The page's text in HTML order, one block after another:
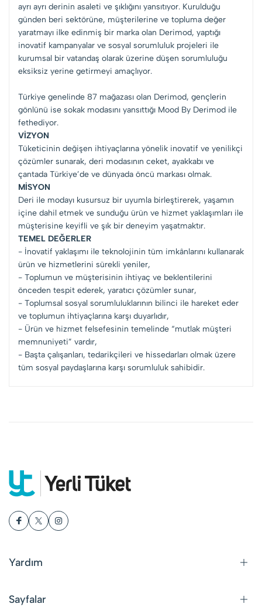
ayrı ayrı derinin asaleti ve şıklığını yansıtıyor. Kurulduğu
günden beri sektörüne, müşterilerine ve topluma değer
yaratmayı ilke edinmiş bir marka olan Derimod, yaptığı
inovatif kampanyalar ve sosyal sorumluluk projeleri ile
kurumsal bir vatandaş olarak üzerine düşen sorumluluğu
eksiksiz yerine getirmeyi amaçlıyor.
Türkiye genelinde 87 mağazası olan Derimod, gençlerin
gönlünü ise sokak modasını yansıttığı Mood By Derimod ile
fethediyor.
VİZYON
Tüketicinin değişen ihtiyaçlarına yönelik inovatif ve yenilikçi
çözümler sunarak, deri modasının ceket, ayakkabı ve
çantada Türkiye’de ve dünyada öncü markası olmak.
MİSYON
Deri ile modayı kusursuz bir uyumla birleştirerek, yaşamın
içine dahil etmek ve sunduğu ürün ve hizmet yaklaşımları ile
müşterisine keyifli ve şık bir deneyim yaşatmaktır.
TEMEL DEĞERLER
- İnovatif yaklaşımı ile teknolojinin tüm imkânlarını kullanarak
ürün ve hizmetlerini sürekli yeniler,
- Toplumun ve müşterisinin ihtiyaç ve beklentilerini
önceden tespit ederek, yaratıcı çözümler sunar,
- Toplumsal sosyal sorumluluklarının bilinci ile hareket eder
ve toplumun ihtiyaçlarına karşı duyarlıdır,
- Ürün ve hizmet felsefesinin temelinde “mutlak müşteri
memnuniyeti” vardır,
- Başta çalışanları, tedarikçileri ve hissedarları olmak üzere
tüm sosyal paydaşlarına karşı sorumluluk sahibidir.
Yardım
Sayfalar